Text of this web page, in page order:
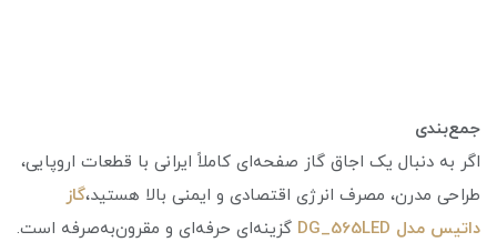
جمع‌بندی
اگر به دنبال یک اجاق گاز صفحه‌ای کاملاً ایرانی با قطعات اروپایی،
طراحی مدرن، مصرف انرژی اقتصادی و ایمنی بالا هستید،گاز
داتیس مدل DG_565LED
گزینه‌ای حرفه‌ای و مقرون‌به‌صرفه است.